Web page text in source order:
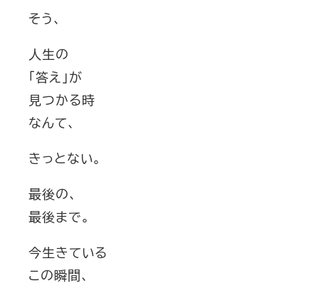
そう、
人生の
「答え」が
見つかる時
なんて、
きっとない。
最後の、
最後まで。
今生きている
この瞬間、